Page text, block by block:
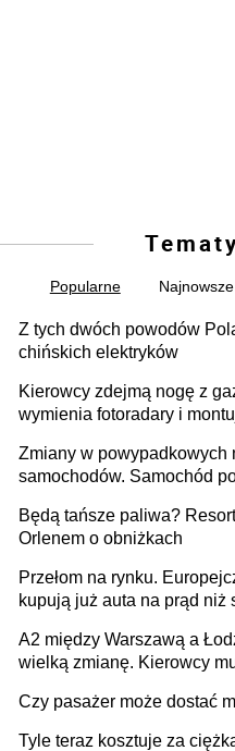
Popularne Najnowsze
Z tych dwóch powodów
chińskich elektryków
Kierowcy zdejmą nogę z
wymienia fotoradary i
Zmiany w powypadkowych
samochodów. Samochód
technologią producenta
Będą tańsze paliwa?
Orlenem o obniżkach
Przełom na rynku.
kupują już auta na prąd niż
A2 między Warszawą a
wielką zmianę. Kierowcy
Czy pasażer może dostać
Tyle teraz kosztuje za